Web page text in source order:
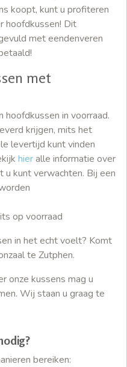
koopt, kunt u profiteren
hoofdkussen! Dit
met eendenveren
met
in voorraad.
krijgen, mits het
levertijd kunt vinden
hieralle informatie over
kunt verwachten. Bij een
op voorraad
in het echt voelt? Komt
te Zutphen.
onze kussens mag u
Wij staan u graag te
bereiken: